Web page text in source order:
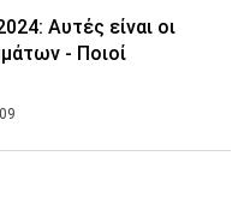
Αυτές είναι οι
- Ποιοί